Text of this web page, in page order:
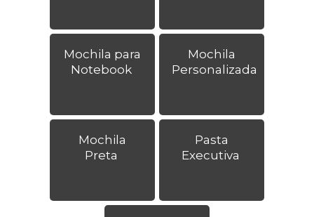
Mochila para
Notebook
Mochila
Personalizada
Mochila
Preta
Pasta
Executiva